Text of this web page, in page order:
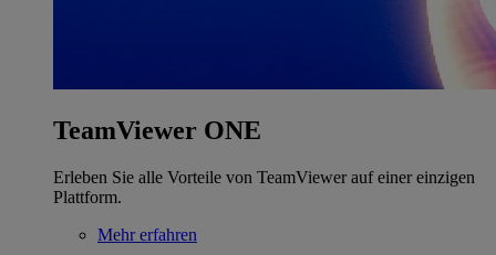
TeamViewer ONE
Erleben Sie alle Vorteile von TeamViewer auf einer einzigen
Plattform.
Mehr erfahren